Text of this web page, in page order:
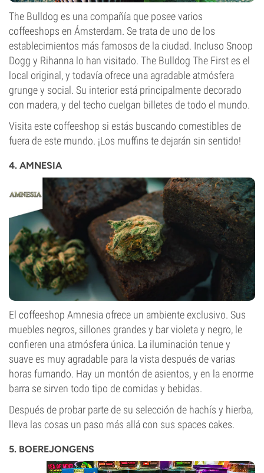
The Bulldog es una compañía que posee varios
coffeeshops en Ámsterdam. Se trata de uno de los
establecimientos más famosos de la ciudad. Incluso Snoop
Dogg y Rihanna lo han visitado. The Bulldog The First es el
local original, y todavía ofrece una agradable atmósfera
grunge y social. Su interior está principalmente decorado
con madera, y del techo cuelgan billetes de todo el mundo.
Visita este coffeeshop si estás buscando comestibles de
fuera de este mundo. ¡Los muffins te dejarán sin sentido!
4. AMNESIA
El coffeeshop Amnesia ofrece un ambiente exclusivo. Sus
muebles negros, sillones grandes y bar violeta y negro, le
confieren una atmósfera única. La iluminación tenue y
suave es muy agradable para la vista después de varias
horas fumando. Hay un montón de asientos, y en la enorme
barra se sirven todo tipo de comidas y bebidas.
Después de probar parte de su selección de hachís y hierba,
lleva las cosas un paso más allá con sus spaces cakes.
5. BOEREJONGENS